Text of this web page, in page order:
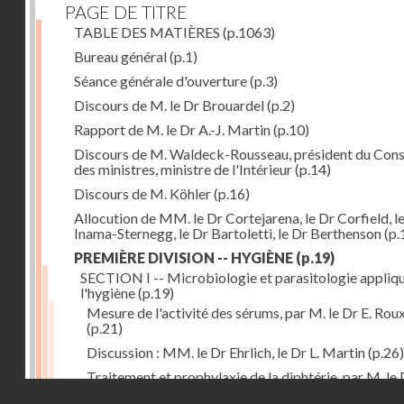
PAGE DE TITRE
TABLE DES MATIÈRES (p.1063)
Bureau général(p.1)
Séance générale d'ouverture(p.3)
Discours de M. le Dr Brouardel(p.2)
Rapport de M. le Dr A.-J. Martin(p.10)
Discours de M. Waldeck-Rousseau, président du
des ministres, ministre de l'Intérieur(p.14)
Discours de M. Köhler(p.16)
Allocution de MM. le Dr Cortejarena, le Dr Corfield,
Inama-Sternegg, le Dr Bartoletti, le Dr Berthenson
PREMIÈRE DIVISION -- HYGIÈNE (p.19)
SECTION I -- Microbiologie et parasitologie
l'hygiène(p.19)
Mesure de l'activité des sérums, par M. le Dr E.
(p.21)
Discussion : MM. le Dr Ehrlich, le Dr L. Martin(p.26)
Traitement et prophylaxie de la diphtérie, par M. le